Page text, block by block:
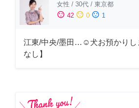
女性 / 30代 / 東京都
sentiment_satisfied 42 sentiment_neutral 0 sentiment_dissatisfied 1
江東/中央/墨田…☺︎犬お預かり
なし】